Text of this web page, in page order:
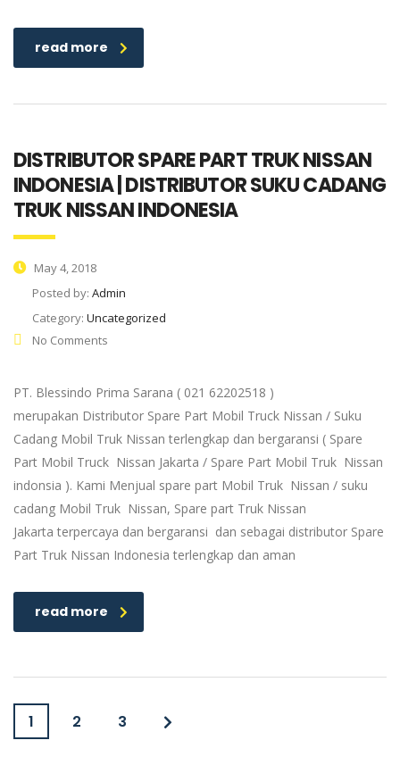
read more
DISTRIBUTOR SPARE PART TRUK NISSAN
INDONESIA | DISTRIBUTOR SUKU CADANG
TRUK NISSAN INDONESIA
May 4, 2018
Posted by: Admin
Category: Uncategorized
No Comments
PT. Blessindo Prima Sarana ( 021 62202518 )
merupakan Distributor Spare Part Mobil Truck Nissan / Suku
Cadang Mobil Truk Nissan terlengkap dan bergaransi ( Spare
Part Mobil Truck Nissan Jakarta / Spare Part Mobil Truk Nissan
indonsia ). Kami Menjual spare part Mobil Truk Nissan / suku
cadang Mobil Truk Nissan, Spare part Truk Nissan
Jakarta terpercaya dan bergaransi dan sebagai distributor Spare
Part Truk Nissan Indonesia terlengkap dan aman
read more
1 2 3